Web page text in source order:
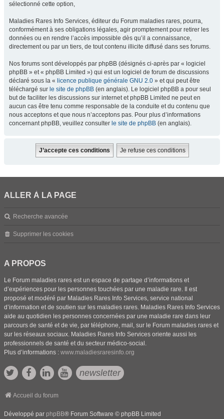
sélectionné cette option,
Maladies Rares Info Services, éditeur du Forum maladies rares, pourra,
conformément à ses obligations légales, agir promptement pour retirer les
données ou en rendre l’accès impossible dès qu’il a connaissance,
directement ou par un tiers, de tout contenu illicite diffusé dans ses forums.
Nos forums sont développés par phpBB (désignés ci-après par « logiciel
phpBB » et « phpBB Limited ») qui est un logiciel de forum de discussions
déclaré sous la « licence publique générale GNU 2.0 » et qui peut être
téléchargé sur le site de phpBB (en anglais). Le logiciel phpBB a pour seul
but de faciliter les discussions sur internet et phpBB Limited ne peut en
aucun cas être tenu comme responsable de la conduite et du contenu que
nous acceptons et que nous n’acceptons pas. Pour plus d’informations
concernant phpBB, veuillez consulter le site de phpBB (en anglais).
ALLER À LA PAGE
Recherche avancée
Supprimer les cookies
A PROPOS
Le Forum maladies rares est un espace de partage d’informations et
d’expériences pour les personnes touchées par une maladie rare. Il est
proposé et modéré par Maladies Rares Info Services, service national
d’information et de soutien sur les maladies rares. Maladies Rares Info Services
aide au quotidien les personnes concernées par une maladie rare dans leur
parcours de santé et de vie, par téléphone, mail, sur le Forum maladies rares et
sur les réseaux sociaux. Maladies Rares Info Services oriente aussi les
professionnels de santé et du secteur médico-social.
Plus d’informations : www.maladiesraresinfo.org
newsletter
Accueil du forum
Développé par phpBB® Forum Software © phpBB Limited